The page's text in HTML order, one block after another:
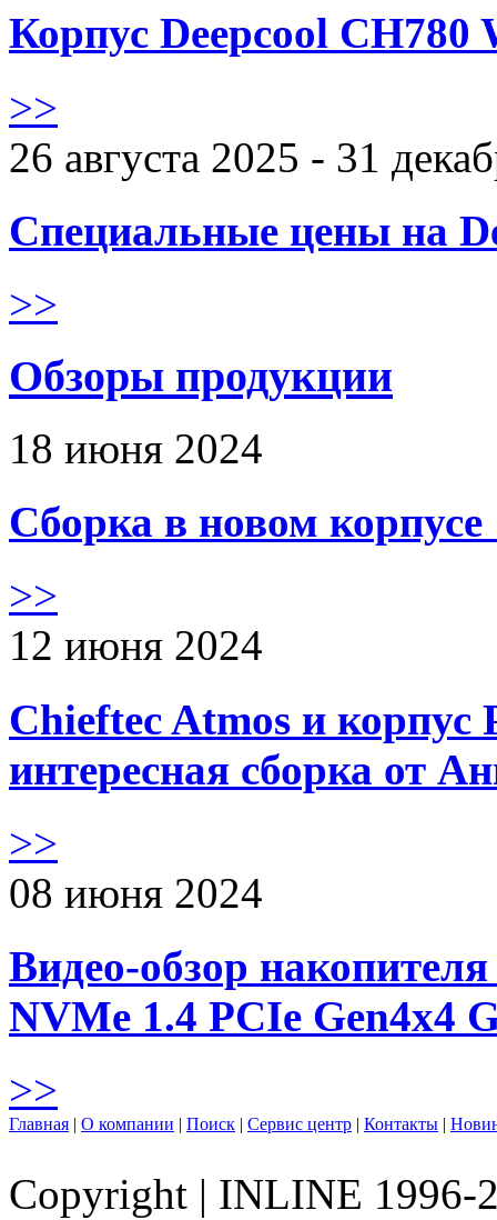
Корпус Deepcool CH780
>>
26 августа 2025 - 31
Специальные цены на
>>
Обзоры продукции
18 июня 2024
Сборка в новом
>>
12 июня 2024
Chieftec Atmos и корпус
интересная сборка от
>>
08 июня 2024
Видео-обзор
NVMe 1.4 PCIe Gen4х4
>>
Главная | О компании | Поиск | Сервис центр | Контакты |
Copyright | INLINE 1996-